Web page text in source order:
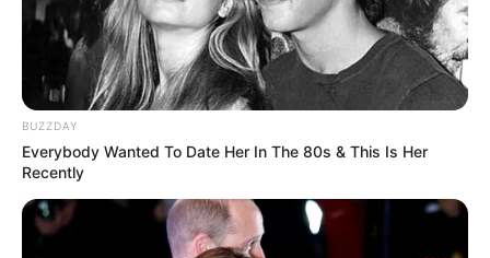
BUZZDAY
Everybody Wanted To Date Her In The 80s & This Is Her
Recently